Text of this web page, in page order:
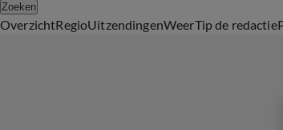
Zoeken
OverzichtRegioUitzendingenWeerTip de redactie